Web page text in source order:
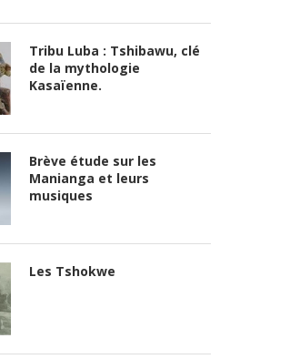
Tribu Luba : Tshibawu, clé
de la mythologie
Kasaïenne.
Brève étude sur les
Manianga et leurs
musiques
Les Tshokwe